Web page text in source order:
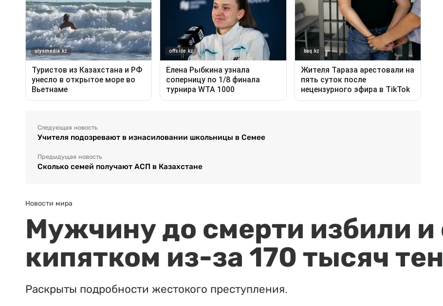
Следующая новость
Учителя подозревают в изнасиловании школьницы в Семее
Предыдущая новость
Сколько семей получают АСП в Казахстане
Новости мира
Мужчину до смерти избили и
кипятком из-за 170 тысяч
Раскрыты подробности жестокого преступления.